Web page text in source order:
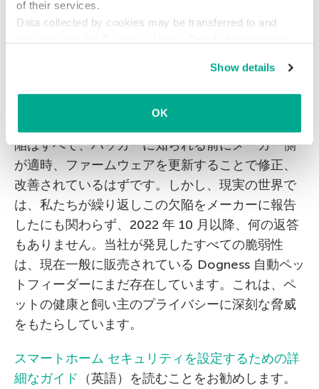
of their services.
Data collected by cookies may be transferred to and
Show details
OK
に何でもアップロードして、予期しない不要な機
安全を確保するには？
陥はすべて、ハッカーに知られる前にメーカー側
が適時、ファームウェアを更新することで修正、
改善されているはずです。しかし、現実の世界で
は、私たちが繰り返しこの欠陥をメーカーに報告
したにも関わらず、2022 年 10 月以降、何の返答
もありません。当社が発見したすべての脆弱性
は、現在一般に販売されている Dogness 自動ペッ
トフィーダーにまだ存在しています。これは、ペ
ットの健康と飼い主のプライバシーに深刻な脅威
をもたらしています。
スマートホーム セキュリティを設定するための詳
細なガイド （英語）を読むことをお勧めします。